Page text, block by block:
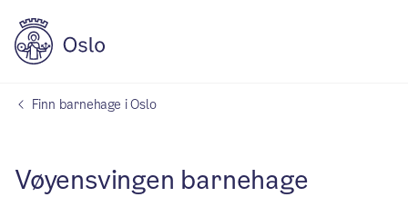
Finn barnehage i Oslo
Vøyensvingen barnehage